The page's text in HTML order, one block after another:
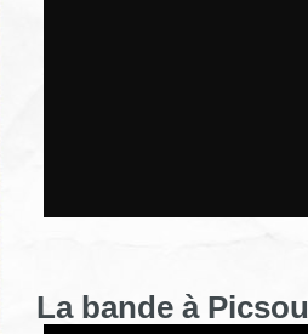
La bande à Picsou